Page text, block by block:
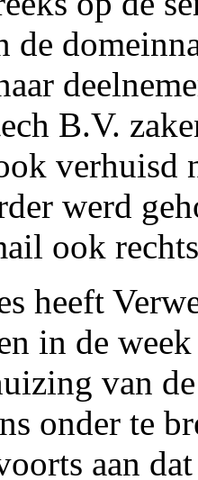
de
B.V.
verhuisd
werd
ook
heeft
in de
van
onder te
aan